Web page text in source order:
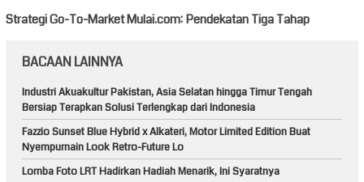
Strategi Go-To-Market Mulai.com: Pendekatan Tiga Tahap
BACAAN LAINNYA
Industri Akuakultur Pakistan, Asia Selatan hingga Timur Tengah
Bersiap Terapkan Solusi Terlengkap dari Indonesia
Fazzio Sunset Blue Hybrid x Alkateri, Motor Limited Edition Buat
Nyempurnain Look Retro-Future Lo
Lomba Foto LRT Hadirkan Hadiah Menarik, Ini Syaratnya